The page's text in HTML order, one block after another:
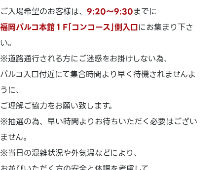
ご入場希望のお客様は、 9:20～9:30までに
福岡パルコ本館１F｢コンコース｣側入口にお集まり下さ
い。
※道路通行される方にご迷惑をお掛けしない為、
パルコ入口付近にて集合時間より早く待機されませんよ
うに、
ご理解ご協力をお願い致します。
※抽選の為、早い時間よりお待ちいただく必要はござい
ません。
※当日の混雑状況や外気温などにより、